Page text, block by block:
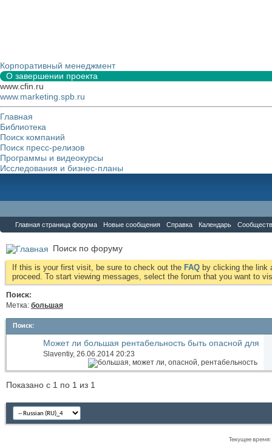
Корпоративный менеджмент
О завершении проекта
www.cfin.ru
www.marketing.spb.ru
Главная
Библиотека
Поиск компаний
Поиск пресс-релизов
Программы и видеокурсы
Исследования и бизнес-планы
Главная страница форума Новые сообщения Справка Календарь
Поиск по форуму
If this is your first visit, be sure to check out the FAQ by clicking the link
proceed. To start viewing messages, select the forum that you want to
Поиск:
Метка: большая
Поиск:
Может ли большая рентабельность быть опасной для
компании?
Slaventiy, 26.06.2014 20:23
Показано с 1 по 1 из 1
Текущее время: